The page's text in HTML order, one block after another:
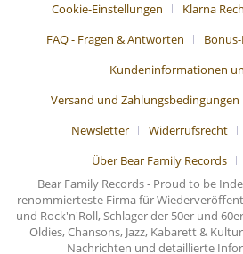
Cookie-Einstellungen Klarna
FAQ - Fragen & Antworten
Kundeninformationen
Versand und Zahlungsbedingungen
Newsletter
Widerrufsrecht
Über Bear Family Records
Bear Family Records - Proud to be
renommierteste Firma für
und Rock'n'Roll, Schlager der 50er und
Oldies, Chansons, Jazz, Kabarett &
Nachrichten und detaillierte